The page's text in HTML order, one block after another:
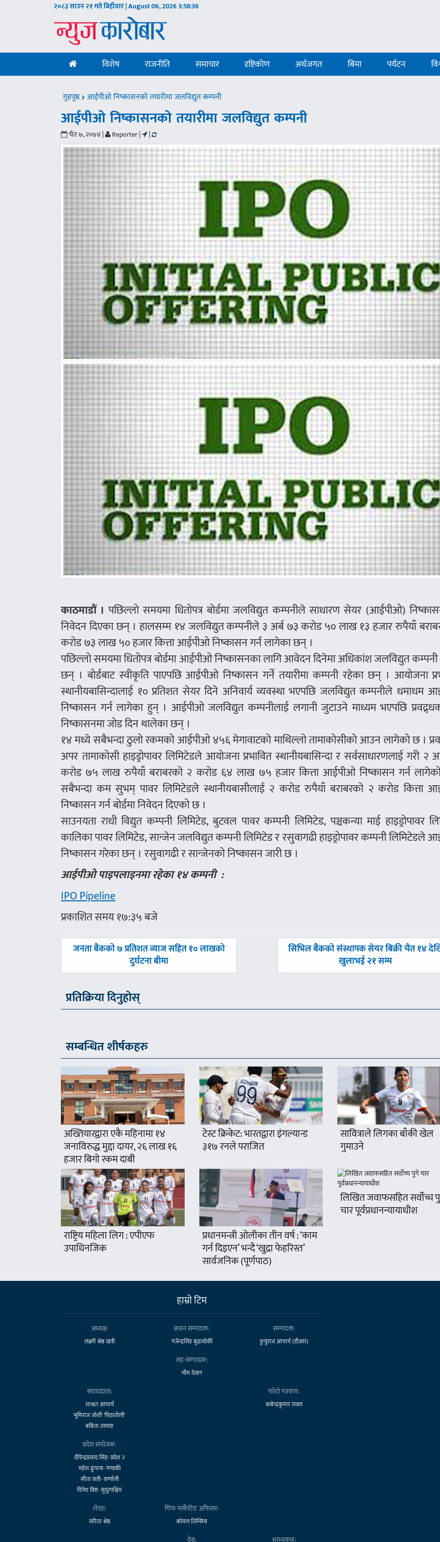
२०८३ साउन २१ गते बिहीवार | August 06, 20263:58:37
विशेष राजनीति समाचार दृष्टिकोण अर्थजगत बिमा पर्यटन
गृहपृष्ठ आईपीओ निष्कासनको तयारीमा जलविद्युत कम्पनी
आईपीओ निष्कासनको तयारीमा जलविद्युत कम्पनी
चैत ७, २०७४ | Reporter | |
काठमाडौं । पछिल्लो समयमा धितोपत्र बोर्डमा जलविद्युत कम्पनीले साधारण सेयर (आईपीओ)
निवेदन दिएका छन् । हालसम्म १४ जलविद्युत कम्पनीले ३ अर्ब ७३ करोड ५० लाख १३ हजार रुपैयाँ
करोड ७३ लाख ५० हजार कित्ता आईपीओ निष्कासन गर्न लागेका छन् ।
पछिल्लो समयमा धितोपत्र बोर्डमा आईपीओ निष्कासनका लागि आवेदन दिनेमा अधिकांश जलविद्युत
छन् । बोर्डबाट स्वीकृति पाएपछि आईपीओ निष्कासन गर्ने तयारीमा कम्पनी रहेका छन् । आयोजना
स्थानीयबासिन्दालाई १० प्रतिशत सेयर दिने अनिवार्य व्यवस्था भएपछि जलविद्युत कम्पनीले धमाधम
निष्कासन गर्न लागेका हुन् । आईपीओ जलविद्युत कम्पनीलाई लगानी जुटाउने माध्यम भएपछि
निष्कासनमा जोड दिन थालेका छन् ।
१४ मध्ये सबैभन्दा ठुलो रकमको आईपीओ ४५६ मेगावाटको माथिल्लो तामाकोसीको आउन लागेको छ ।
अपर तामाकोसी हाइड्रोपावर लिमिटेडले आयोजना प्रभावित स्थानीयबासिन्दा र सर्वसाधारणलाई गरी २
करोड ७५ लाख रुपैयाँ बराबरको २ करोड ६४ लाख ७५ हजार कित्ता आईपीओ निष्कासन गर्न
सबैभन्दा कम सुभम् पावर लिमिटेडले स्थानीयबासीलाई २ करोड रुपैयाँ बराबरको २ करोड कित्ता
निष्कासन गर्न बोर्डमा निवेदन दिएको छ ।
साउनयता राधी विद्युत कम्पनी लिमिटेड, बुटवल पावर कम्पनी लिमिटेड, पञ्चकन्या माई हाइड्रोपावर
कालिका पावर लिमिटेड, सान्जेन जलविद्युत कम्पनी लिमिटेड र रसुवागढी हाइड्रोपावर कम्पनी लिमिटेडले
निष्कासन गरेका छन् । रसुवागढी र सान्जेनको निष्कासन जारी छ ।
आईपीओ पाइपलाइनमा रहेका १४ कम्पनी :
IPO Pipeline
प्रकाशित समय १७:३५ बजे
पछिल्लाे
जनता बैंकको ७ प्रतिशत व्याज सहित १० लाखको
दुर्घटना बीमा
अघिल्लाे
सिभिल बैंकको संस्थापक सेयर बिक्री चैत १४
खुलाभई २१ सम्म
प्रतिक्रिया दिनुहोस्
सम्बन्धित शीर्षकहरु
अख्तियारद्वारा एकै महिनामा १४
जनाविरुद्ध मुद्दा दायर, २६ लाख १६
हजार बिगो रकम दाबी
टेस्ट क्रिकेट: भारतद्वारा इंगल्यान्ड
३१७ रनले पराजित
सावित्राले लिगका बाँकी खेल
गुमाउने
राष्ट्रिय महिला लिग : एपीएफ
उपाधिनजिक
प्रधानमन्त्री ओलीका तीन वर्ष : ‘काम
गर्न दिइएन’ भन्दै ‘खुद्रा फेहरिस्त’
सार्वजनिक (पूर्णपाठ)
लिखित जवाफसहित सर्वोच्च
चार पूर्वप्रधानन्यायाधीश
हाम्राे टिम
अध्यक्ष:
लक्ष्मी श्रेष्ठ खत्री
प्रधान सम्पादक:
गजेन्द्रसिंह बुढाथोकी
सम्पादक:
डुन्डुराज आचार्य (डीआर)
सह-सम्पादक:
भीम देवान
संवाददाता:
शाश्वत आचार्य
भूमिराज जोशी 'पिठातोली'
बबिता तामाङ
फोटो पत्रकार:
कबेन्द्रकुमार रावल
प्रदेश संयोजक:
दीपेन्द्रप्रसाद सिंह- प्रदेश २
महेश ढुंगाना- गण्डकी
सीता वली- कर्णाली
दिनेश बिष्ट- सुदूरपश्चिम
लेखा:
सरिता श्रेष्ठ
चिफ मार्केटिङ अफिसर:
कोमल तिम्सिना